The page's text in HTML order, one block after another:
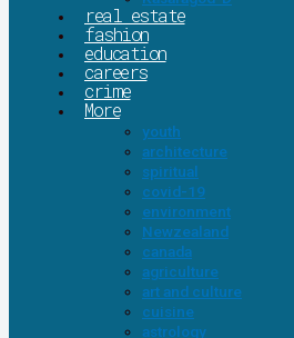
real estate
fashion
education
careers
crime
More
youth
architecture
spiritual
covid-19
environment
Newzealand
canada
agriculture
art and culture
cuisine
astrology